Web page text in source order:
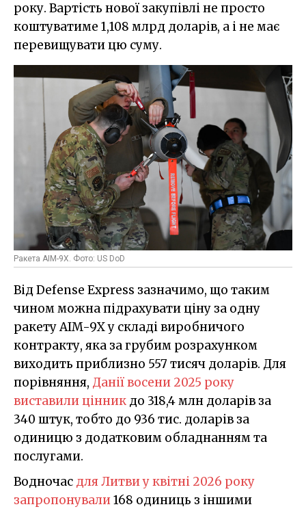
року. Вартість нової закупівлі не просто
коштуватиме 1,108 млрд доларів, а і не має
перевищувати цю суму.
Ракета AIM-9X. Фото: US DoD
Від Defense Express зазначимо, що таким
чином можна підрахувати ціну за одну
ракету AIM-9X у складі виробничого
контракту, яка за грубим розрахунком
виходить приблизно 557 тисяч доларів. Для
порівняння, Данії восени 2025 року
виставили цінник до 318,4 млн доларів за
340 штук, тобто до 936 тис. доларів за
одиницю з додатковим обладнанням та
послугами.
Водночас для Литви у квітні 2026 року
запропонували168 одиниць з іншими